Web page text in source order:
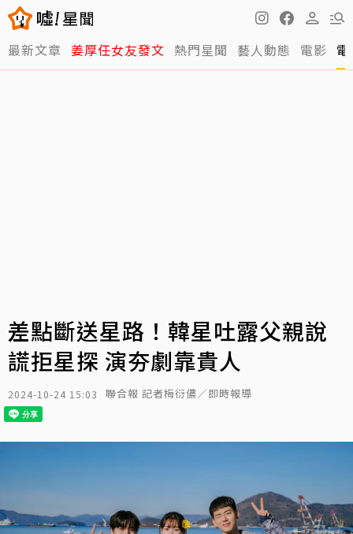
最新文章 姜厚任女友發文 熱門星聞 藝人動態 電影
差點斷送星路！韓星吐露父親說
謊拒星探 演夯劇靠貴人
2024-10-24 15:03 聯合報 記者梅衍儂／即時報導